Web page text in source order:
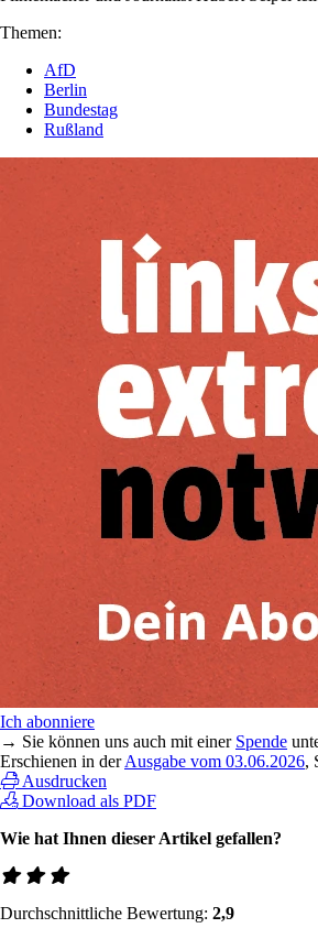
Themen:
AfD
Berlin
Bundestag
Rußland
Ich abonniere
→ Sie können uns auch mit einer Spende
Erschienen in derAusgabe vom 03.06.2026,
Ausdrucken
Download als PDF
Wie hat Ihnen dieser Artikel gefallen?
Durchschnittliche Bewertung: 2,9